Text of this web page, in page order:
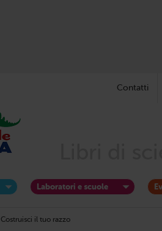
Contatti
Laboratori e scuole
Costruisci il tuo razzo